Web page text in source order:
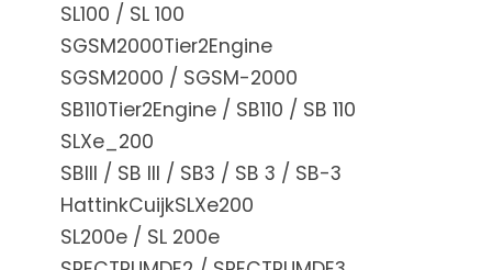
SL100 / SL 100
SGSM2000Tier2Engine
SGSM2000 / SGSM-2000
SB110Tier2Engine / SB110 / SB 110
SLXe_200
SBIII / SB III / SB3 / SB 3 / SB-3
HattinkCuijkSLXe200
SL200e / SL 200e